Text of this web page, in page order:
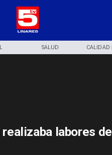
SALUD CALIDAD
labores de